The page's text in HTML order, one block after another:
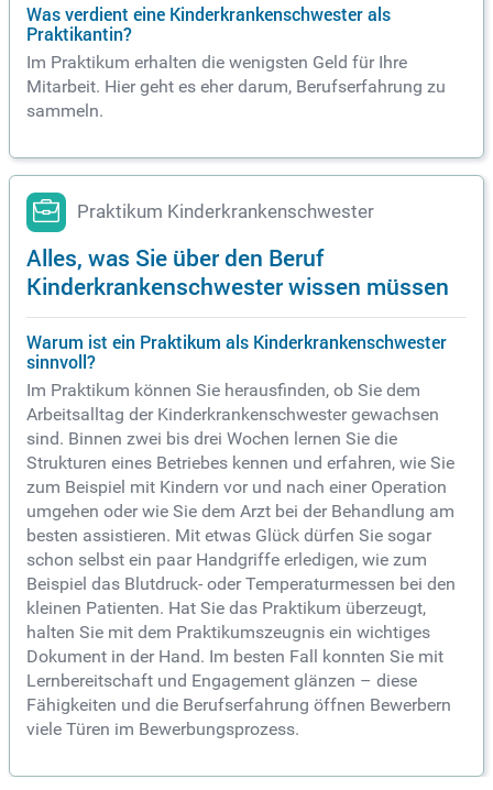
Was verdient eine Kinderkrankenschwester als
Praktikantin?
Im Praktikum erhalten die wenigsten Geld für Ihre
Mitarbeit. Hier geht es eher darum, Berufserfahrung zu
sammeln.
Praktikum Kinderkrankenschwester
Alles, was Sie über den Beruf
Kinderkrankenschwester wissen müssen
Warum ist ein Praktikum als Kinderkrankenschwester
sinnvoll?
Im Praktikum können Sie herausfinden, ob Sie dem
Arbeitsalltag der Kinderkrankenschwester gewachsen
sind. Binnen zwei bis drei Wochen lernen Sie die
Strukturen eines Betriebes kennen und erfahren, wie Sie
zum Beispiel mit Kindern vor und nach einer Operation
umgehen oder wie Sie dem Arzt bei der Behandlung am
besten assistieren. Mit etwas Glück dürfen Sie sogar
schon selbst ein paar Handgriffe erledigen, wie zum
Beispiel das Blutdruck- oder Temperaturmessen bei den
kleinen Patienten. Hat Sie das Praktikum überzeugt,
halten Sie mit dem Praktikumszeugnis ein wichtiges
Dokument in der Hand. Im besten Fall konnten Sie mit
Lernbereitschaft und Engagement glänzen – diese
Fähigkeiten und die Berufserfahrung öffnen Bewerbern
viele Türen im Bewerbungsprozess.